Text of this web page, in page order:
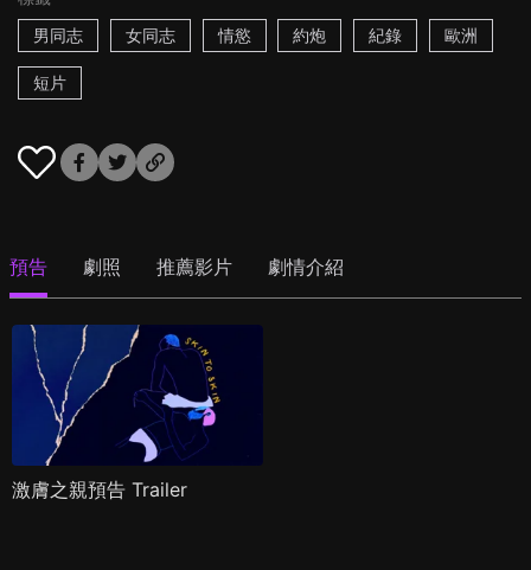
男同志
女同志 情慾 約炮 紀錄 歐洲
短片
預告 劇照 推薦影片 劇情介紹
激膚之親預告 Trailer